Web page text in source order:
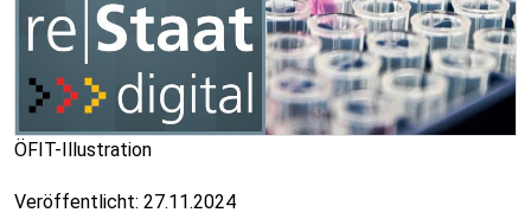
ÖFIT-Illustration
Veröffentlicht: 27.11.2024